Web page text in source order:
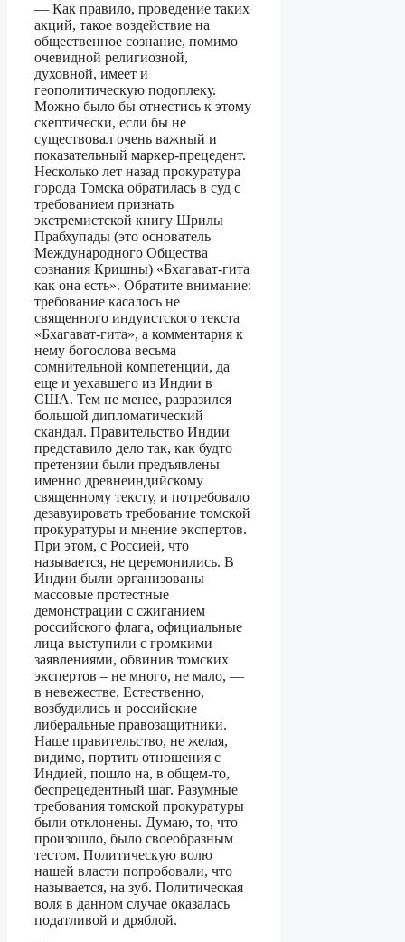
— Как правило, проведение таких
акций, такое воздействие на
общественное сознание, помимо
очевидной религиозной,
духовной, имеет и
геополитическую подоплеку.
Можно было бы отнестись к этому
скептически, если бы не
существовал очень важный и
показательный маркер-прецедент.
Несколько лет назад прокуратура
города Томска обратилась в суд с
требованием признать
экстремистской книгу Шрилы
Прабхупады (это основатель
Международного Общества
сознания Кришны) «Бхагават-гита
как она есть». Обратите внимание:
требование касалось не
священного индуистского текста
«Бхагават-гита», а комментария к
нему богослова весьма
сомнительной компетенции, да
еще и уехавшего из Индии в
США. Тем не менее, разразился
большой дипломатический
скандал. Правительство Индии
представило дело так, как будто
претензии были предъявлены
именно древнеиндийскому
священному тексту, и потребовало
дезавуировать требование томской
прокуратуры и мнение экспертов.
При этом, с Россией, что
называется, не церемонились. В
Индии были организованы
массовые протестные
демонстрации с сжиганием
российского флага, официальные
лица выступили с громкими
заявлениями, обвинив томских
экспертов – не много, не мало, —
в невежестве. Естественно,
возбудились и российские
либеральные правозащитники.
Наше правительство, не желая,
видимо, портить отношения с
Индией, пошло на, в общем-то,
беспрецедентный шаг. Разумные
требования томской прокуратуры
были отклонены. Думаю, то, что
произошло, было своеобразным
тестом. Политическую волю
нашей власти попробовали, что
называется, на зуб. Политическая
воля в данном случае оказалась
податливой и дряблой.